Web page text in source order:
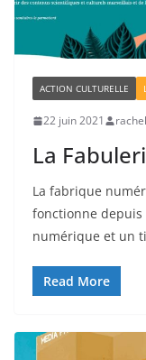
ACTION CULTURELLE
22 juin 2021
La
La fabrique
fonctionne depuis
numérique et un
Read More